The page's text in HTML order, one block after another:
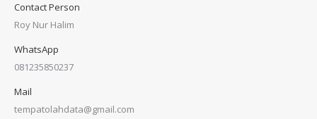
Contact Person
Roy Nur Halim
WhatsApp
081235850237
Mail
tempatolahdata@gmail.com